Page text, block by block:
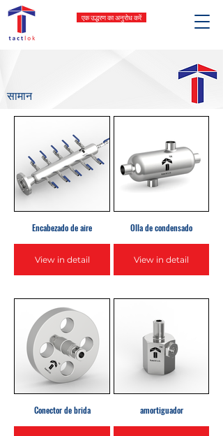
एक उद्धरण का अनुरोध करें
सामान
Encabezado de aire
View in detail
Olla de condensado
View in detail
Conector de brida amortiguador